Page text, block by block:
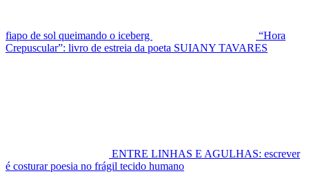
fiapo de sol queimando o iceberg
“Hora
Crepuscular”: livro de estreia da poeta SUIANY TAVARES
ENTRE LINHAS E AGULHAS: escrever
é costurar poesia no frágil tecido humano